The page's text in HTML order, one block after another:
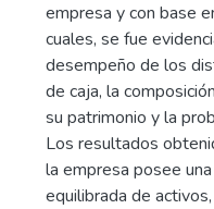
empresa y con base
cuales, se fue
desempeño de los
de caja, la
su patrimonio y la
Los resultados
la empresa posee
equilibrada de